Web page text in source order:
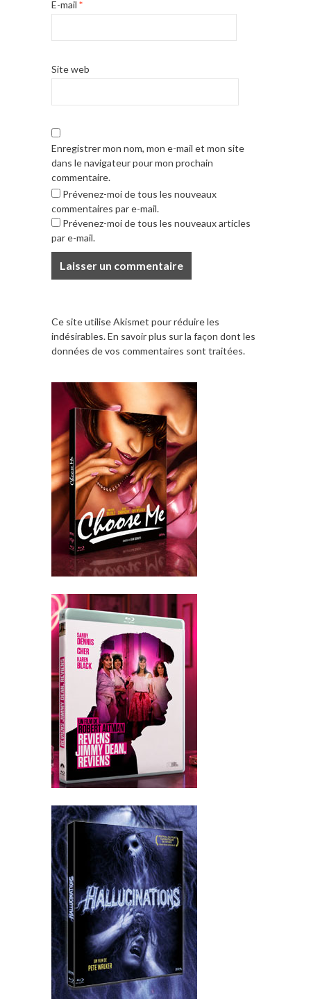
E-mail *
Site web
Enregistrer mon nom, mon e-mail et mon site
dans le navigateur pour mon prochain
commentaire.
Prévenez-moi de tous les nouveaux
commentaires par e-mail.
Prévenez-moi de tous les nouveaux articles
par e-mail.
Ce site utilise Akismet pour réduire les
indésirables.En savoir plus sur la façon dont les
données de vos commentaires sont traitées.